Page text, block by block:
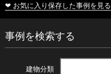
❤ お気に入り保存した事例を見る
事例を検索する
建物分類